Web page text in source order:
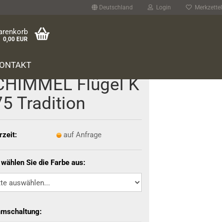
Deutschland Login Merkzettel
0,00 EUR
Flü­gel K
Tra­di­ti­on
auf Anfrage
Sie die Farbe aus: